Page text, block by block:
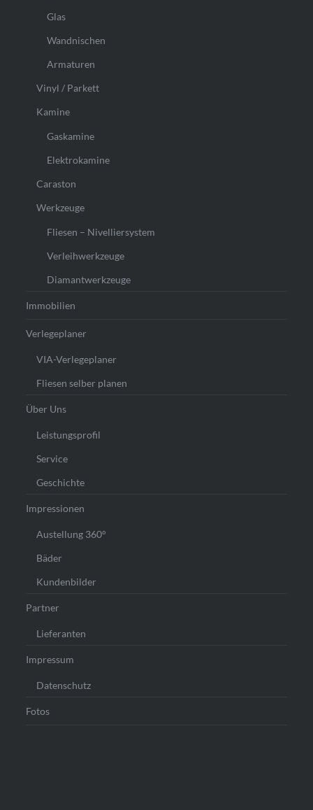
Glas
Wandnischen
Armaturen
Vinyl / Parkett
Kamine
Gaskamine
Elektrokamine
Caraston
Werkzeuge
Fliesen – Nivelliersystem
Verleihwerkzeuge
Diamantwerkzeuge
Immobilien
Verlegeplaner
VIA-Verlegeplaner
Fliesen selber planen
Über Uns
Leistungsprofil
Service
Geschichte
Impressionen
Austellung 360°
Bäder
Kundenbilder
Partner
Lieferanten
Impressum
Datenschutz
Fotos